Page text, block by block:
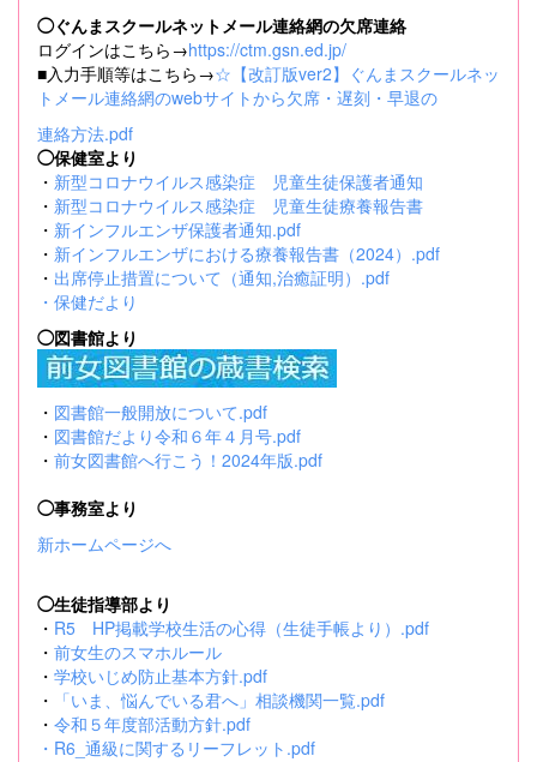
◯ぐんまスクールネットメール連絡網の欠席連絡
ログインはこちら→https://ctm.gsn.ed.jp/
■入力手順等はこちら→☆【改訂版ver2】ぐんまスクールネッ
トメール連絡網のwebサイトから欠席・遅刻・早退の
連絡方法.pdf
◯保健室より
・ 新型コロナウイルス感染症 児童生徒保護者通知
・ 新型コロナウイルス感染症 児童生徒療養報告書
・ 新インフルエンザ保護者通知.pdf
・ 新インフルエンザにおける療養報告書（2024）.pdf
・ 出席停止措置について（通知,治癒証明）.pdf
・ 保健だより
◯図書館より
・ 図書館一般開放について.pdf
・ 図書館だより令和６年４月号.pdf
・ 前女図書館へ行こう！2024年版.pdf
◯事務室より
新ホームページへ
◯生徒指導部より
・ R5 HP掲載学校生活の心得（生徒手帳より）.pdf
・ 前女生のスマホルール
・ 学校いじめ防止基本方針.pdf
・
「いま、悩んでいる君へ」相談機関一覧.pdf
・ 令和５年度部活動方針.pdf
・ R6_通級に関するリーフレット.pdf